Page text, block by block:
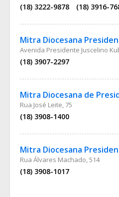
(18) 3222-9878 (18) 3916-
Mitra Diocesana
Avenida Presidente Juscelino
(18) 3907-2297
Mitra Diocesana de
Rua José Leite, 75
(18) 3908-1400
Mitra Diocesana
Rua Álvares Machado, 514
(18) 3908-1017